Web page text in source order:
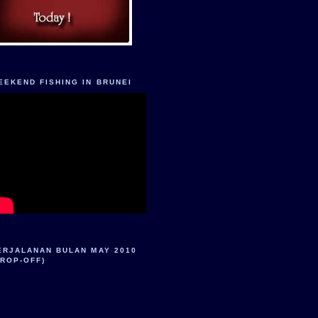
FISHING IN BRUNEI
BULAN MAY 2010
OFF)